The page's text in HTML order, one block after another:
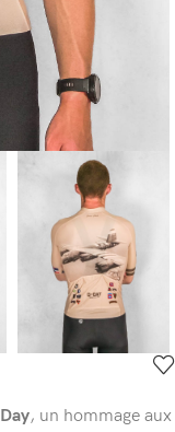
, un hommage aux